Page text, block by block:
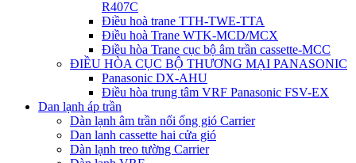
R407C
Điều hoà trane TTH-TWE-TTA
Điều hoà Trane WTK-MCD/MCX
Điều hòa Trane cục bộ âm trần cassette-MCC
ĐIỀU HÒA CỤC BỘ THƯƠNG MẠI PANASONIC
Panasonic DX-AHU
Điều hòa trung tâm VRF Panasonic FSV-EX
Dan lạnh áp trần
Dàn lạnh âm trần nối ống gió Carrier
Dan lanh cassette hai cửa gió
Dàn lạnh treo tường Carrier